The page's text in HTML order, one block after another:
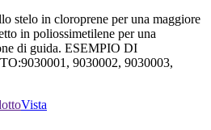
stelo in cloroprene per una maggiore
in poliossimetilene per una
di guida. ESEMPIO DI
9030002, 9030003,
Vista